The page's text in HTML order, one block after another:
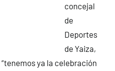
concejal
de
Deportes
de Yaiza,
ya la celebración